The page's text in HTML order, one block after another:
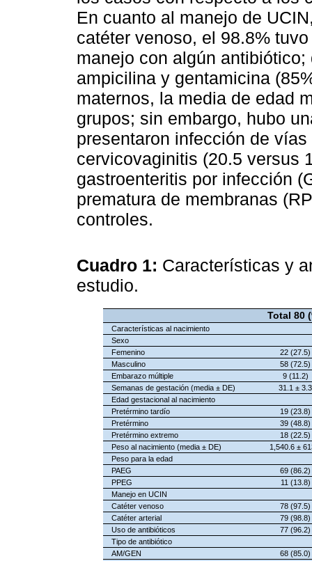
En cuanto al manejo de
catéter venoso, el 98.8%
manejo con algún
ampicilina y gentamicina
maternos, la media de edad
grupos; sin embargo, hubo
presentaron infección de
cervicovaginitis (20.5 versus
gastroenteritis por infección
prematura de membranas
controles.
Cuadro 1: Características y
estudio.
Total 80
Características al nacimiento
Sexo
Femenino
22 (27.5)
Masculino
58 (72.5)
Embarazo múltiple
9 (11.2)
Semanas de gestación (media ± DE)
31.1 ± 3.3
Edad gestacional al nacimiento
Pretérmino tardío
19 (23.8)
Pretérmino
39 (48.8)
Pretérmino extremo
18 (22.5)
Peso al nacimiento (media ± DE)
1,540.6 ±
Peso para la edad
PAEG
69 (86.2)
PPEG
11 (13.8)
Manejo en UCIN
Catéter venoso
78 (97.5)
Catéter arterial
79 (98.8)
Uso de antibióticos
77 (96.2)
Tipo de antibiótico
AM/GEN
68 (85.0)